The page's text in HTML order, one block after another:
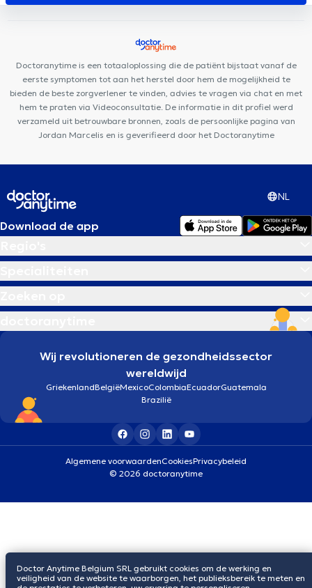
Europese Wijk
Stay Strong Ixelles
Kio Medical Center Belliard
Basic-Fit Etterbeek
Doctoranytime is een totaaloplossing die de patiënt bijstaat vanaf de
eerste symptomen tot aan het herstel door hem de mogelijkheid te
bieden de beste zorgverlener te vinden, advies te vragen via chat en met
hem te praten via Videoconsultatie. De informatie in dit profiel werd
verzameld uit betrouwbare bronnen, zoals de persoonlijke pagina van
Jordan Marcelis en is geverifieerd door het Doctoranytime
NL
Download de app
Wij revolutioneren de gezondheidssector
wereldwijd
GriekenlandBelgiëMexicoColombiaEcuadorGuatemala
Brazilië
Algemene voorwaardenCookiesPrivacybeleid
© 2026 doctoranytime
Doctor Anytime Belgium SRL gebruikt cookies om de werking en
veiligheid van de website te waarborgen, het publieksbereik te meten en